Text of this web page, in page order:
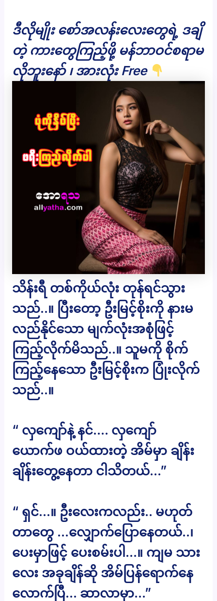
ဒီလိုမျိုး စော်အလန်းလေးတွေရဲ့ ဒချိ
တဲ့ ကားတွေကြည့်ဖို့ မန်ဘာဝင်စရာမ
လိုဘူးနော် ၊ အားလုံး Free
သိန်းရီ တစ်ကိုယ်လုံး တုန်ရင်သွား
သည်..။ ပြီးတော့ ဦးမြင့်စိုးကို နားမ
လည်နိုင်သော မျက်လုံးအစုံဖြင့်
ကြည့်လိုက်မိသည်..။ သူမကို စိုက်
ကြည့်နေသော ဦးမြင့်စိုးက ပြုံးလိုက်
သည်..။
“ လှကျော်နဲ့ နင်…. လှကျော်
ယောက်ဖ ဝယ်ထားတဲ့ အိမ်မှာ ချိန်း
ချိန်းတွေ့နေတာ ငါသိတယ်…”
“ ရှင်…။ ဦးလေးကလည်း.. မဟုတ်
တာတွေ …လျှောက်ပြောနေတယ်..၊
ပေးမှာဖြင့် ပေးစမ်းပါ…။ ကျမ သား
လေး အခုချိန်ဆို အိမ်ပြန်ရောက်နေ
လောက်ပြီ… ဆာလာမှာ…”